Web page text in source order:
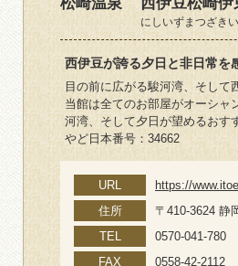
にしいずまつざき
西伊豆が誇る夕日と非日常を
目の前に広がる駿河湾、そして
当館は全てのお部屋がオーシャ
河湾、そして夕日が望めるおす
やど日本番号：34662
URL
https://
住所
〒410-3624 静
TEL
0570-041-780
FAX
0558-42-2112